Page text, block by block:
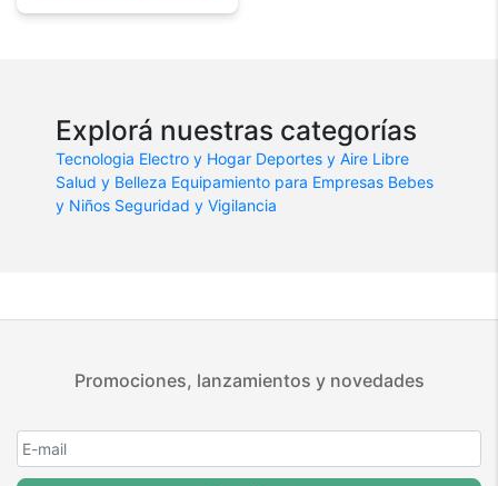
Explorá nuestras categorías
Tecnologia Electro y Hogar Deportes y Aire Libre
Salud y Belleza Equipamiento para Empresas Bebes
y Niños Seguridad y Vigilancia
Promociones, lanzamientos y novedades